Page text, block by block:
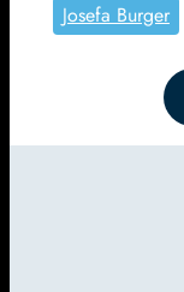
Josefa Burger